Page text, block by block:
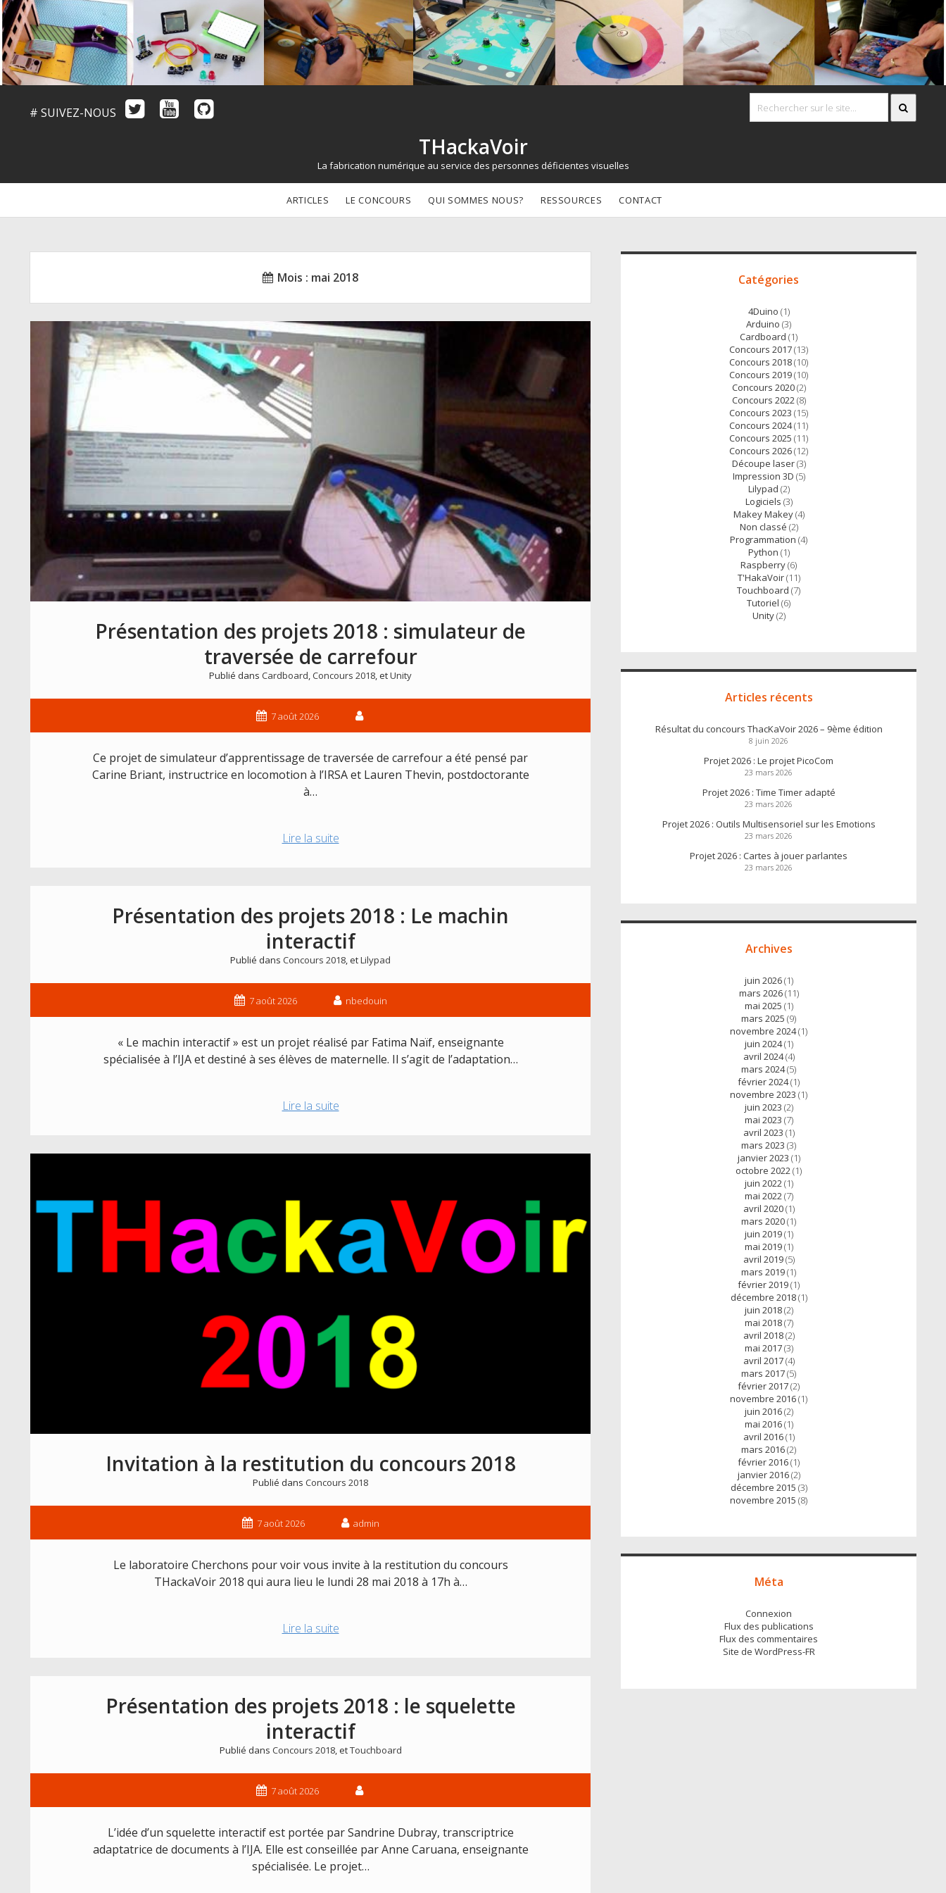
# SUIVEZ-NOUS
THackaVoir
La fabrication numérique au service des personnes déficientes visuelles
ARTICLES LE CONCOURS QUI SOMMES NOUS? RESSOURCES CONTACT
Mois : mai 2018
Présentation des projets 2018 : simulateur de
traversée de carrefour
Publié dans Cardboard,Concours 2018, etUnity
7 août 2026
Ce projet de simulateur d’apprentissage de traversée de carrefour a été pensé par
Carine Briant, instructrice en locomotion à l’IRSA et Lauren Thevin, postdoctorante
à…
Lire la suitePrésentation
simulateur
de
traversée
Présentation des projets 2018 : Le machin
interactif
Publié dans Concours 2018, etLilypad
7 août 2026 nbedouin
« Le machin interactif » est un projet réalisé par Fatima Naïf, enseignante
spécialisée à l’IJA et destiné à ses élèves de maternelle. Il s’agit de l’adaptation…
Lire la suitePrésentation
2018
interactif
Invitation à la restitution du concours 2018
Publié dans Concours 2018
7 août 2026 admin
Le laboratoire Cherchons pour voir vous invite à la restitution du concours
THackaVoir 2018 qui aura lieu le lundi 28 mai 2018 à 17h à…
Lire la suiteInvitation
du
concours
2018
Présentation des projets 2018 : le squelette
interactif
Publié dans Concours 2018, etTouchboard
7 août 2026
L’idée d’un squelette interactif est portée par Sandrine Dubray, transcriptrice
adaptatrice de documents à l’IJA. Elle est conseillée par Anne Caruana, enseignante
spécialisée. Le projet…
Accès
Catégories
4Duino (1)
Arduino (3)
Cardboard (1)
Concours 2017(13)
Concours 2018(10)
Concours 2019(10)
Concours 2020(2)
Concours 2022(8)
Concours 2023 (15)
Concours 2024(11)
Concours 2025 (11)
Concours 2026(12)
Découpe laser(3)
Impression 3D (5)
Lilypad (2)
Logiciels (3)
Makey Makey(4)
Non classé (2)
Programmation (4)
Python (1)
Raspberry(6)
T'HakaVoir(11)
Touchboard (7)
Tutoriel (6)
Unity(2)
Articles récents
Résultat du concours ThacKaVoir 2026 – 9ème édition
8 juin 2026
Projet 2026 : Le projet PicoCom
23 mars 2026
Projet 2026 : Time Timer adapté
23 mars 2026
Projet 2026 : Outils Multisensoriel sur les Emotions
23 mars 2026
Projet 2026 : Cartes à jouer parlantes
23 mars 2026
Archives
juin 2026(1)
mars 2026(11)
mai 2025 (1)
mars 2025 (9)
novembre 2024(1)
juin 2024(1)
avril 2024(4)
mars 2024(5)
février 2024(1)
novembre 2023 (1)
juin 2023 (2)
mai 2023 (7)
avril 2023 (1)
mars 2023 (3)
janvier 2023 (1)
octobre 2022(1)
juin 2022(1)
mai 2022(7)
avril 2020(1)
mars 2020(1)
juin 2019(1)
mai 2019(1)
avril 2019(5)
mars 2019(1)
février 2019(1)
décembre 2018(1)
juin 2018(2)
mai 2018(7)
avril 2018(2)
mai 2017(3)
avril 2017(4)
mars 2017(5)
février 2017(2)
novembre 2016(1)
juin 2016(2)
mai 2016(1)
avril 2016(1)
mars 2016(2)
février 2016(1)
janvier 2016(2)
décembre 2015 (3)
novembre 2015 (8)
Méta
Connexion
Flux des publications
Flux des commentaires
Site de WordPress-FR